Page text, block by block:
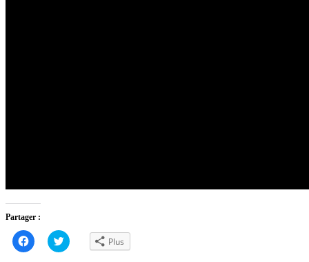
Partager :
Cliquez
pour
partager
Cliquez
pour Plus